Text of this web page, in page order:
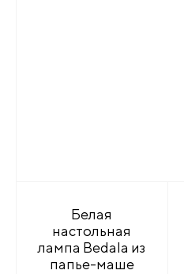
Белая
настольная
лампа Bedala из
папье-маше